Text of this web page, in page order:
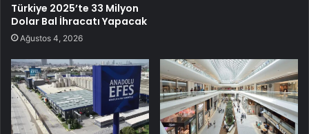
Türkiye 2025’te 33 Milyon
Dolar Bal İhracatı Yapacak
Ağustos 4, 2026